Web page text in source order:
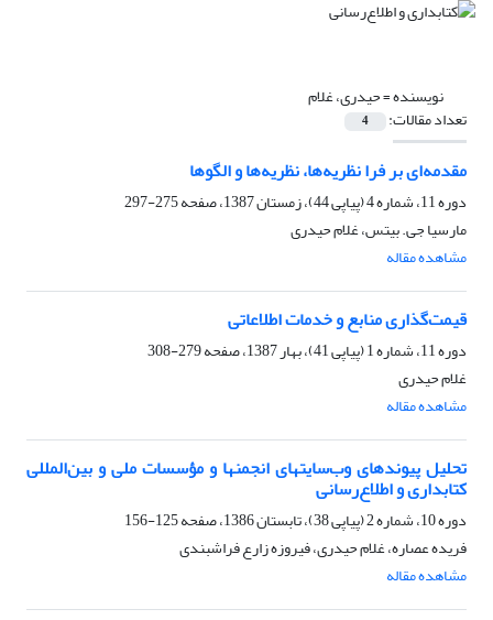
نویسنده =حیدری، غلام
تعداد مقالات: 4
مقدمه‌‌ای بر فرا نظریه‌‌ها، نظریه‌‌ها و الگوها
دوره 11، شماره 4 (پیاپی 44)، زمستان 1387، صفحه
275-297
مارسیا جی. بیتس، غلام حیدری
مشاهده مقاله
قیمت‌‌گذاری منابع و خدمات اطلاعاتی
دوره 11، شماره 1 (پیاپی 41)، بهار 1387، صفحه
279-308
غلام حیدری
مشاهده مقاله
تحلیل پیوندهای وب‌سایتهای انجمنها و مؤسسات ملی و بین‌المللی
کتابداری و اطلاع‌رسانی
دوره 10، شماره 2 (پیاپی 38)، تابستان 1386، صفحه
125-156
فریده عصاره، غلام حیدری، فیروزه زارع فراشبندی
مشاهده مقاله